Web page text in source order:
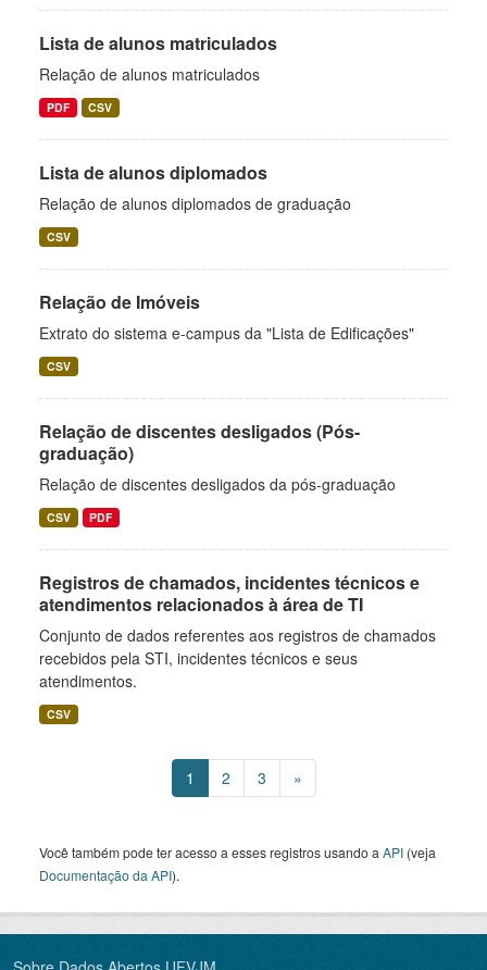
Lista de alunos matriculados
Relação de alunos matriculados
PDF CSV
Lista de alunos diplomados
Relação de alunos diplomados de graduação
CSV
Relação de Imóveis
Extrato do sistema e-campus da "Lista de Edificações"
CSV
Relação de discentes desligados (Pós-
graduação)
Relação de discentes desligados da pós-graduação
CSV PDF
Registros de chamados, incidentes técnicos e
atendimentos relacionados à área de TI
Conjunto de dados referentes aos registros de chamados
recebidos pela STI, incidentes técnicos e seus
atendimentos.
CSV
1 2 3 »
Você também pode ter acesso a esses registros usando a API (veja
Documentação da API).